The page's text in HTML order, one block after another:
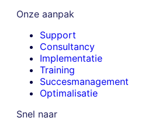
Onze aanpak
Support
Consultancy
Implementatie
Training
Succesmanagement
Optimalisatie
Snel naar